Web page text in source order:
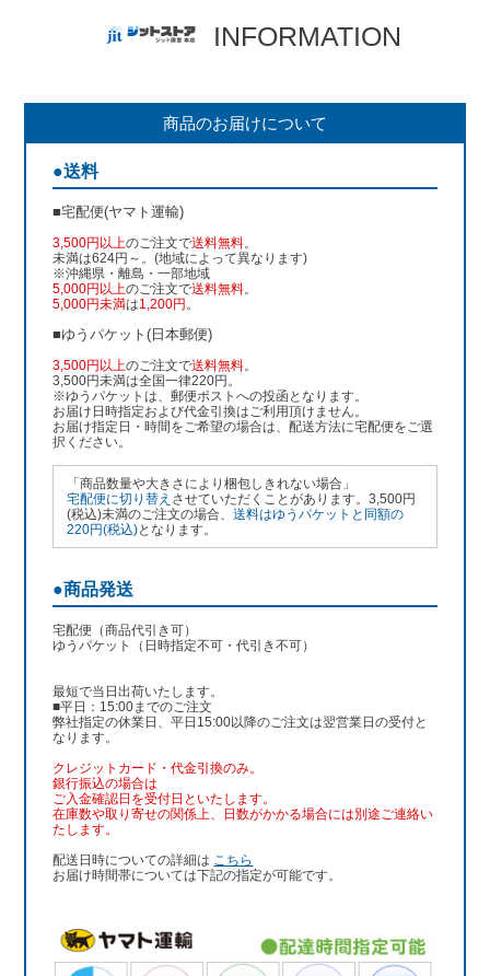
INFORMATION
商品のお届けについて
●送料
■宅配便(ヤマト運輸)
3,500円以上のご注文で送料無料。
未満は624円～。(地域によって異なります)
※沖縄県・離島・一部地域
5,000円以上のご注文で送料無料。
5,000円未満は1,200円 。
■ゆうパケット(日本郵便)
3,500円以上のご注文で送料無料。
3,500円未満は全国一律220円。
※ゆうパケットは、郵便ポストへの投函となります。
お届け日時指定および代金引換はご利用頂けません。
お届け指定日・時間をご希望の場合は、配送方法に宅配便をご選
択ください。
「商品数量や大きさにより梱包しきれない場合」
宅配便に切り替え させていただくことがあります。3,500円
(税込)未満のご注文の場合、送料はゆうパケットと同額の
220円(税込)となります。
●商品発送
宅配便（商品代引き可）
ゆうパケット（日時指定不可・代引き不可）
最短で当日出荷いたします。
■平日：15:00までのご注文
弊社指定の休業日、平日15:00以降のご注文は翌営業日の受付と
なります。
クレジットカード・代金引換のみ。
銀行振込の場合は
ご入金確認日を受付日といたします。
在庫数や取り寄せの関係上、日数がかかる場合には別途ご連絡い
たします。
配送日時についての詳細は こちら
お届け時間帯については下記の指定が可能です。